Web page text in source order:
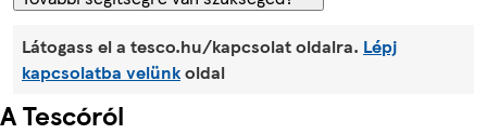
Látogass el a tesco.hu/kapcsolat oldalra. Lépj
kapcsolatba velünkoldal
A Tescóról